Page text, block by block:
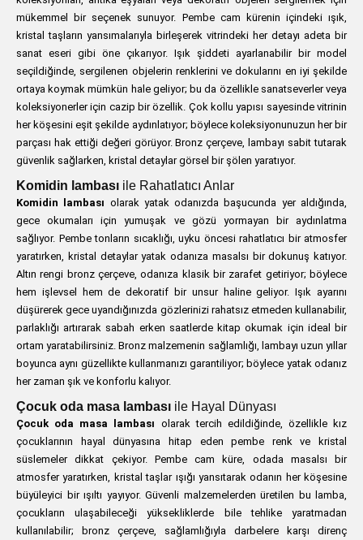
mükemmel bir seçenek sunuyor. Pembe cam kürenin içindeki ışık,
kristal taşların yansımalarıyla birleşerek vitrindeki her detayı adeta bir
sanat eseri gibi öne çıkarıyor. Işık şiddeti ayarlanabilir bir model
seçildiğinde, sergilenen objelerin renklerini ve dokularını en iyi şekilde
ortaya koymak mümkün hale geliyor; bu da özellikle sanatseverler veya
koleksiyonerler için cazip bir özellik. Çok kollu yapısı sayesinde vitrinin
her köşesini eşit şekilde aydınlatıyor; böylece koleksiyonunuzun her bir
parçası hak ettiği değeri görüyor. Bronz çerçeve, lambayı sabit tutarak
güvenlik sağlarken, kristal detaylar görsel bir şölen yaratıyor.
Komidin lambası ile Rahatlatıcı Anlar
Komidin lambası olarak yatak odanızda başucunda yer aldığında,
gece okumaları için yumuşak ve gözü yormayan bir aydınlatma
sağlıyor. Pembe tonların sıcaklığı, uyku öncesi rahatlatıcı bir atmosfer
yaratırken, kristal detaylar yatak odanıza masalsı bir dokunuş katıyor.
Altın rengi bronz çerçeve, odanıza klasik bir zarafet getiriyor; böylece
hem işlevsel hem de dekoratif bir unsur haline geliyor. Işık ayarını
düşürerek gece uyandığınızda gözlerinizi rahatsız etmeden kullanabilir,
parlaklığı artırarak sabah erken saatlerde kitap okumak için ideal bir
ortam yaratabilirsiniz. Bronz malzemenin sağlamlığı, lambayı uzun yıllar
boyunca aynı güzellikte kullanmanızı garantiliyor; böylece yatak odanız
her zaman şık ve konforlu kalıyor.
Çocuk oda masa lambası ile Hayal Dünyası
Çocuk oda masa lambası olarak tercih edildiğinde, özellikle kız
çocuklarının hayal dünyasına hitap eden pembe renk ve kristal
süslemeler dikkat çekiyor. Pembe cam küre, odada masalsı bir
atmosfer yaratırken, kristal taşlar ışığı yansıtarak odanın her köşesine
büyüleyici bir ışıltı yayıyor. Güvenli malzemelerden üretilen bu lamba,
çocukların ulaşabileceği yüksekliklerde bile tehlike yaratmadan
kullanılabilir; bronz çerçeve, sağlamlığıyla darbelere karşı direnç